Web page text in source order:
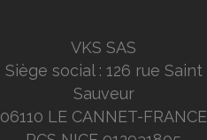
VKS SAS
Siège social : 126 rue Saint
Sauveur
06110 LE CANNET-FRANCE